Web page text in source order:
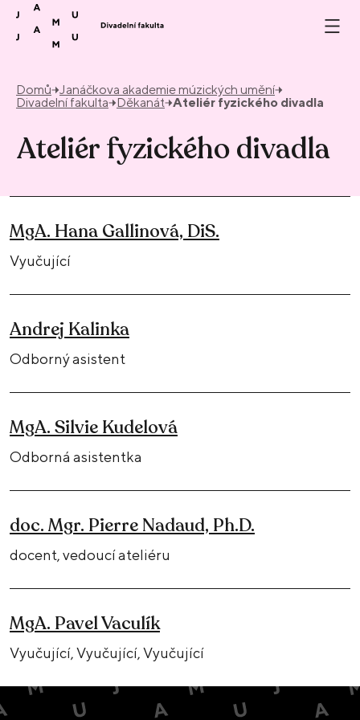
Přeskočit na obsah
Domů Janáčkova akademie múzických umění
Divadelní fakulta
Děkanát Ateliér fyzického divadla
Ateliér fyzického divadla
MgA. Hana Gallinová, DiS.
Vyučující
Andrej Kalinka
Odborný asistent
MgA. Silvie Kudelová
Odborná asistentka
doc. Mgr. Pierre Nadaud, Ph.D.
docent, vedoucí ateliéru
MgA. Pavel Vaculík
Vyučující, Vyučující, Vyučující